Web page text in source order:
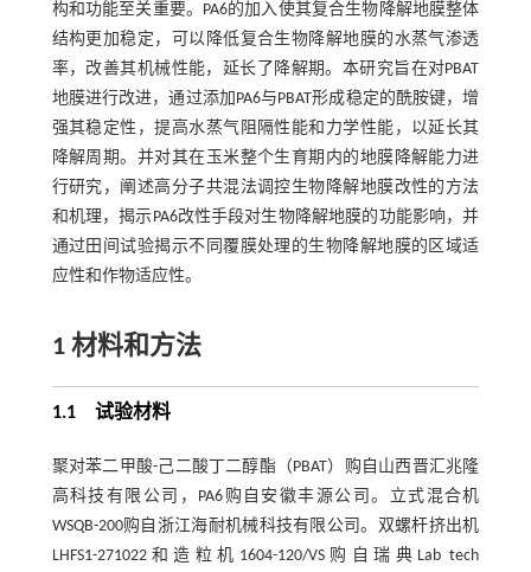
构和功能至关重要。PA6的加入使其复合生物降解地膜整体
结构更加稳定，可以降低复合生物降解地膜的水蒸气渗透
率，改善其机械性能，延长了降解期。本研究旨在对PBAT
地膜进行改进，通过添加PA6与PBAT形成稳定的酰胺键，增
强其稳定性，提高水蒸气阻隔性能和力学性能，以延长其
降解周期。并对其在玉米整个生育期内的地膜降解能力进
行研究，阐述高分子共混法调控生物降解地膜改性的方法
和机理，揭示PA6改性手段对生物降解地膜的功能影响，并
通过田间试验揭示不同覆膜处理的生物降解地膜的区域适
应性和作物适应性。
1 材料和方法
1.1 试验材料
聚对苯二甲酸-己二酸丁二醇酯（PBAT）购自山西晋汇兆隆
高科技有限公司，PA6购自安徽丰源公司。立式混合机
WSQB-200购自浙江海耐机械科技有限公司。双螺杆挤出机
LHFS1-271022和造粒机1604-120/VS购自瑞典Lab tech